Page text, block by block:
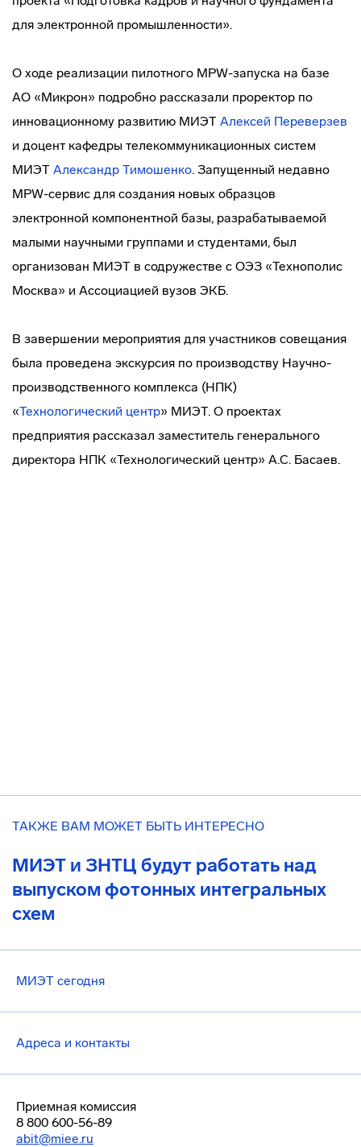
для электронной промышленности».
О ходе реализации пилотного MPW-запуска на базе
АО «Микрон» подробно рассказали проректор по
инновационному развитию МИЭТ Алексей Переверзев
и доцент кафедры телекоммуникационных систем
МИЭТ Александр Тимошенко. Запущенный недавно
MPW-сервис для создания новых образцов
электронной компонентной базы, разрабатываемой
малыми научными группами и студентами, был
организован МИЭТ в содружестве с ОЭЗ «Технополис
Москва» и Ассоциацией вузов ЭКБ.
В завершении мероприятия для участников совещания
была проведена экскурсия по производству Научно-
производственного комплекса (НПК)
«Технологический центр» МИЭТ. О проектах
предприятия рассказал заместитель генерального
директора НПК «Технологический центр» А.С. Басаев.
ТАКЖЕ ВАМ МОЖЕТ БЫТЬ ИНТЕРЕСНО
МИЭТ и ЗНТЦ будут работать над
выпуском фотонных интегральных
схем
МИЭТ сегодня
Адреса и контакты
Приемная комиссия
8 800 600-56-89
abit@miee.ru